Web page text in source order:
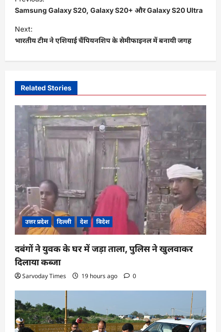
o
s
t
v
g
n
Samsung Galaxy S20, Galaxy S20+ और Galaxy S20 Ultra
Next:
भारतीय टीम ने एशियाई चैंपियनशिप के सेमीफाइनल में बनायी जगह
Related Stories
उत्तर प्रदेश दिल्ली देश विदेश
दबंगों ने युवक के घर में जड़ा ताला, पुलिस ने खुलवाकर
दिलाया कब्जा
Sarvoday Times 19 hours ago 0